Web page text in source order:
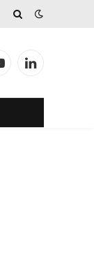
LinkedIn